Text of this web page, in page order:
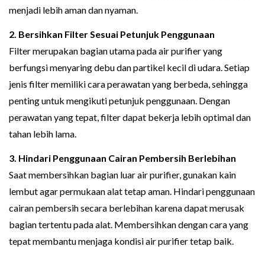
menjadi lebih aman dan nyaman.
2. Bersihkan Filter Sesuai Petunjuk Penggunaan
Filter merupakan bagian utama pada air purifier yang
berfungsi menyaring debu dan partikel kecil di udara. Setiap
jenis filter memiliki cara perawatan yang berbeda, sehingga
penting untuk mengikuti petunjuk penggunaan. Dengan
perawatan yang tepat, filter dapat bekerja lebih optimal dan
tahan lebih lama.
3. Hindari Penggunaan Cairan Pembersih Berlebihan
Saat membersihkan bagian luar air purifier, gunakan kain
lembut agar permukaan alat tetap aman. Hindari penggunaan
cairan pembersih secara berlebihan karena dapat merusak
bagian tertentu pada alat. Membersihkan dengan cara yang
tepat membantu menjaga kondisi air purifier tetap baik.